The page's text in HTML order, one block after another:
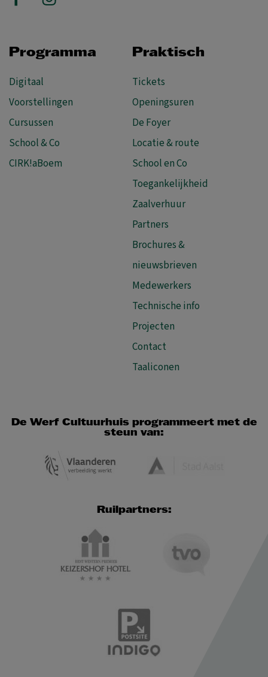
Programma
Digitaal
Voorstellingen
Cursussen
School & Co
CIRK!aBoem
Praktisch
Tickets
Openingsuren
De Foyer
Locatie & route
School en Co
Toegankelijkheid
Zaalverhuur
Partners
Brochures &
nieuwsbrieven
Medewerkers
Technische info
Projecten
Contact
Taaliconen
De Werf Cultuurhuis programmeert met de
steun van:
Ruilpartners: